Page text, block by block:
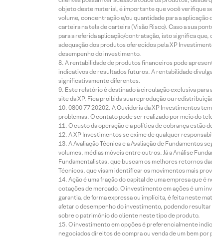
objeto deste material, é importante que você verifique
volume, concentração e/ou quantidade para a
carteira na tela de carteira (Visão Risco). Caso a sua
para a referida aplicação/contratação, isto significa que,
adequação dos produtos oferecidos pela XP
desempenho do investimento.
A rentabilidade de produtos financeiros pode
indicativos de resultados futuros. A rentabilidade
significativamente diferentes.
Este relatório é destinado à circulação exclusiva
site da XP. Fica proibida sua reprodução ou
0800 77 20202. A Ouvidoria da XP Investimentos
problemas. O contato pode ser realizado por meio do
O custo da operação e a política de cobrança estão
A XP Investimentos se exime de qualquer
A Avaliação Técnica e a Avaliação de
volumes, médias móveis entre outros. Já a Análise
Fundamentalistas, que buscam os melhores retornos
Técnicos, que visam identificar os movimentos mais
Ação é uma fração do capital de uma empresa que
cotações de mercado. O investimento em ações é um
garantia, de forma expressa ou implícita, é feita neste
afetar o desempenho do investimento, podendo
sobre o patrimônio do cliente neste tipo de produto.
O investimento em opções é preferencialmente
negociados direitos de compra ou venda de um bem